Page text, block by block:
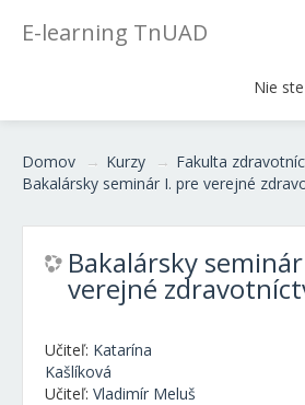
E-learning TnUAD
Nie
Domov → Kurzy → Fakulta
Bakalársky seminár I. pre verejné
Bakalársky
verejné
Učiteľ: Katarína
Kašlíková
Učiteľ: Vladimír Meluš